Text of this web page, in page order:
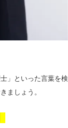
」といった言葉を検
ましょう。